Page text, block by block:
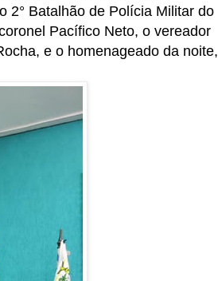
2° Batalhão de Polícia Militar do
Pacífico Neto, o vereador
e o homenageado da noite,